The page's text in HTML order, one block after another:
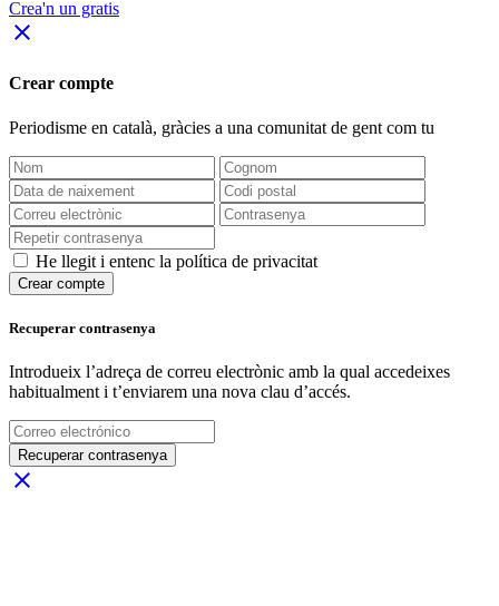
Crea'n un gratis
close
Crear compte
Periodisme en català, gràcies a una comunitat de gent com tu
He llegit i entenc la política de privacitat
Crear compte
Recuperar contrasenya
Introdueix l’adreça de correu electrònic amb la qual accedeixes
habitualment i t’enviarem una nova clau d’accés.
Recuperar contrasenya
close